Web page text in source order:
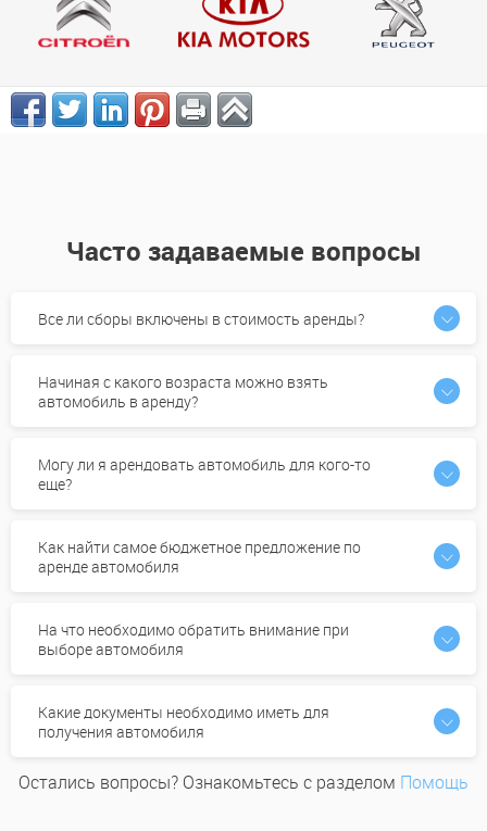
Часто задаваемые вопросы
Все ли сборы включены в стоимость аренды?
Начиная с какого возраста можно взять
автомобиль в аренду?
Могу ли я арендовать автомобиль для кого-то
еще?
Как найти самое бюджетное предложение по
аренде автомобиля
На что необходимо обратить внимание при
выборе автомобиля
Какие документы необходимо иметь для
получения автомобиля
Остались вопросы? Ознакомьтесь с разделом Помощь